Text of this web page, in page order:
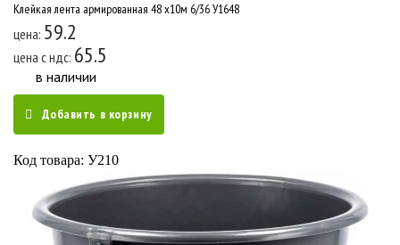
Клейкая лента армированная 48 x10м 6/36 У1648
цена: 59.2
цена c ндс: 65.5
в наличии
Добавить в корзину
Код товара: У210